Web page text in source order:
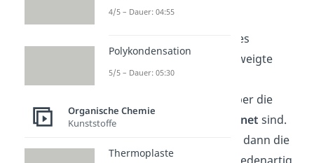
verbunden
Bei Verzweigungen kann es
passieren, dass zwei verzweigte
Alkane zwar die
haben, aber die
Moleküle
anders angeordnet sind.
Genauer gesagt, sind hier dann die
4/5 – Dauer: 04:55
Polykondensation
5/5 – Dauer: 05:30
Organische Chemie
Kunststoffe
Thermoplaste